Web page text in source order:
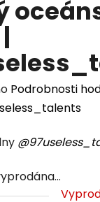
Podrobnosti